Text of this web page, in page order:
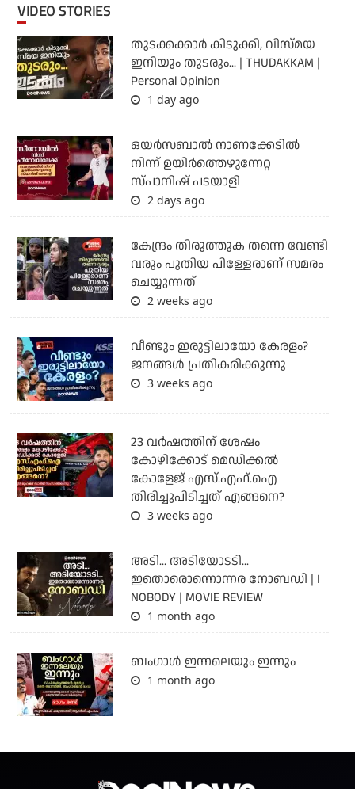
VIDEO STORIES
തുടക്കക്കാര്‍ കിടുക്കി, വിസ്മയ
ഇനിയും തുടരും... | THUDAKKAM |
Personal Opinion
1 day ago
ഒയര്‍സബാൽ നാണക്കേടിൽ
നിന്ന് ഉയിർത്തെഴുന്നേറ്റ
സ്പാനിഷ് പടയാളി
2 days ago
കേന്ദ്രം തിരുത്തുക തന്നെ വേണ്ടി
വരും പുതിയ പിള്ളേരാണ് സമരം
ചെയ്യുന്നത്
2 weeks ago
വീണ്ടും ഇരുട്ടിലായോ കേരളം?
ജനങ്ങൾ പ്രതികരിക്കുന്നു
3 weeks ago
23 വർഷത്തിന് ശേഷം
കോഴിക്കോട് മെഡിക്കൽ
കോളേജ് എസ്.എഫ്.ഐ
തിരിച്ചുപിടിച്ചത് എങ്ങനെ?
3 weeks ago
അടി... അടിയോടടി...
ഇതൊരൊന്നൊന്നര നോബഡി | I
NOBODY | MOVIE REVIEW
1 month ago
ബംഗാള്‍ ഇന്നലെയും ഇന്നും
1 month ago